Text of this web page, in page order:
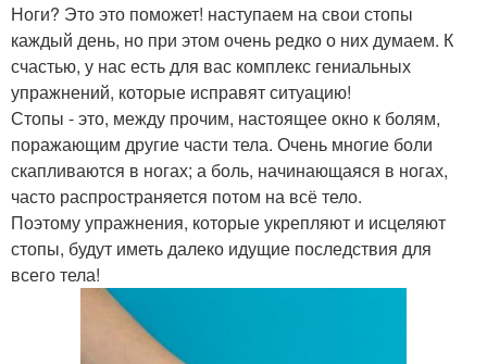
Ноги? Это это поможет! наступаем на свои стопы
каждый день, но при этом очень редко о них думаем. К
счастью, у нас есть для вас комплекс гениальных
упражнений, которые исправят ситуацию!
Стопы - это, между прочим, настоящее окно к болям,
поражающим другие части тела. Очень многие боли
скапливаются в ногах; а боль, начинающаяся в ногах,
часто распространяется потом на всё тело.
Поэтому упражнения, которые укрепляют и исцеляют
стопы, будут иметь далеко идущие последствия для
всего тела!